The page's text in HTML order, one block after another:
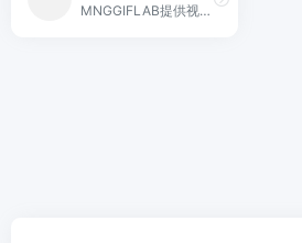
MNGGIFLAB提供视频转换成gif、gif添加文字、gif压缩、图片、gif分解、剪裁、合成、压缩编辑、在线录屏、录屏转换为gif功能